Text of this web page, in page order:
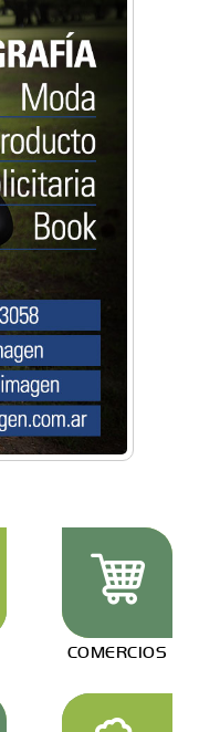
y mucho más:
aprender y
COMERCIOS